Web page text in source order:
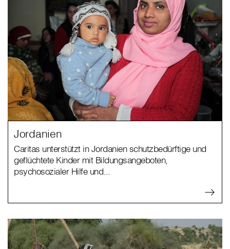
Jordanien
Caritas unterstützt in Jordanien schutzbedürftige und
geflüchtete Kinder mit Bildungsangeboten,
psychosozialer Hilfe und...